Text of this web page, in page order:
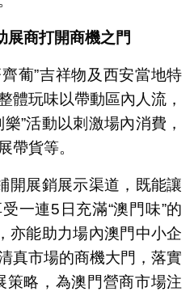
展商打開商機之門
葡”吉祥物及西安當地特
體玩味以帶動區內人流，
”活動以刺激場內消費，
帶貨等。
開展銷展示渠道，既能讓
一連5日充滿“澳門味”的
亦能助力場內澳門中小企
真市場的商機大門，落實
策略，為澳門營商市場注